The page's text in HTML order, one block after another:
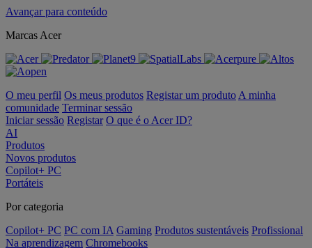
Avançar para conteúdo
Marcas Acer
O meu perfil Os meus produtos Registar um produto A minha
comunidade Terminar sessão
Iniciar sessão Registar O que é o Acer ID?
AI
Produtos
Novos produtos
Copilot+ PC
Portáteis
Por categoria
Copilot+ PC PC com IA Gaming Produtos sustentáveis Profissional
Na aprendizagem Chromebooks